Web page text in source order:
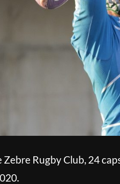
Rugby Club, 24